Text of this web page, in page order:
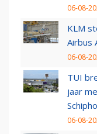
06-08-
KLM
Airbus
06-08-
TUI
jaar
06-08-